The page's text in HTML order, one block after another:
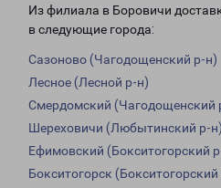
Из филиала в Боровичи
в следующие города:
Сазоново (Чагодощенский р-н)
Лесное (Лесной р-н)
Смердомский (Чагодощенский
Шереховичи (Любытинский р-н)
Ефимовский (Бокситогорский
Бокситогорск (Бокситогорский